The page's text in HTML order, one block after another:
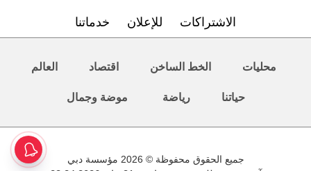
الاشتراكات للإعلان خدماتنا
محليات الخط الساخن اقتصاد العالم
حياتنا رياضة موضة وجمال
جميع الحقوق محفوظة © 2026 مؤسسة دبي